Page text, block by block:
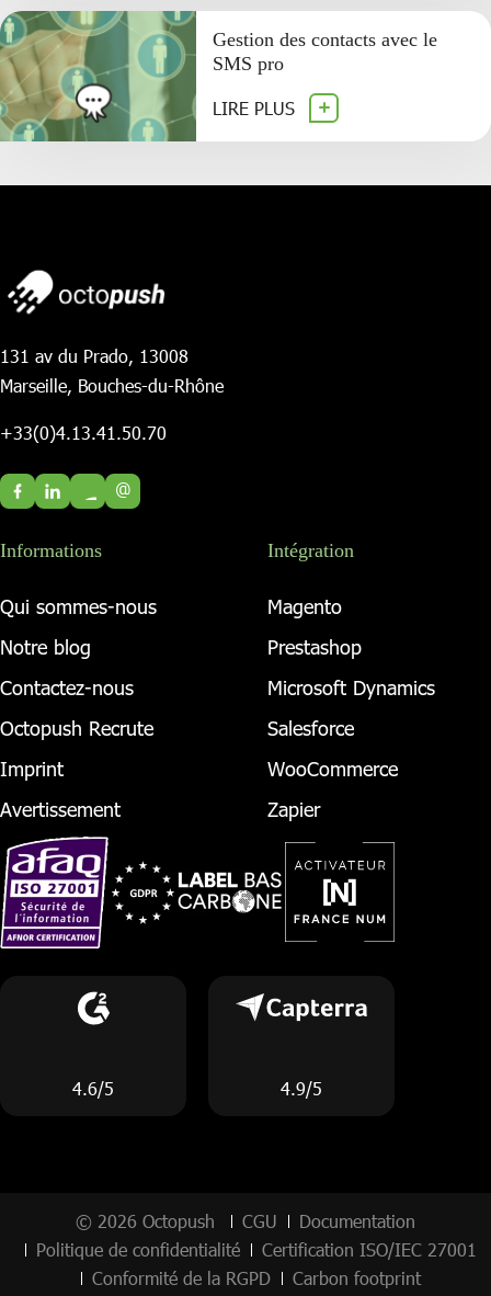
Gestion des contacts avec le
SMS pro
LIRE PLUS
131 av du Prado, 13008
Marseille, Bouches-du-Rhône
+33(0)4.13.41.50.70
@
Informations
Qui sommes-nous
Notre blog
Contactez-nous
Octopush Recrute
Imprint
Avertissement
Intégration
Magento
Prestashop
Microsoft Dynamics
Salesforce
WooCommerce
Zapier
4.6/5 4.9/5
© 2026 Octopush CGU
Documentation
Politique de confidentialité
Certification ISO/IEC 27001
Conformité de la RGPD
Carbon footprint